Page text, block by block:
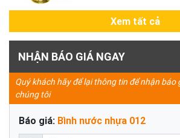
Xem tất cả
NHẬN BÁO GIÁ NGAY
Quý khách hãy để lại thông tin để nhận báo
chúng tôi
Báo giá: Bình nước nhựa 012